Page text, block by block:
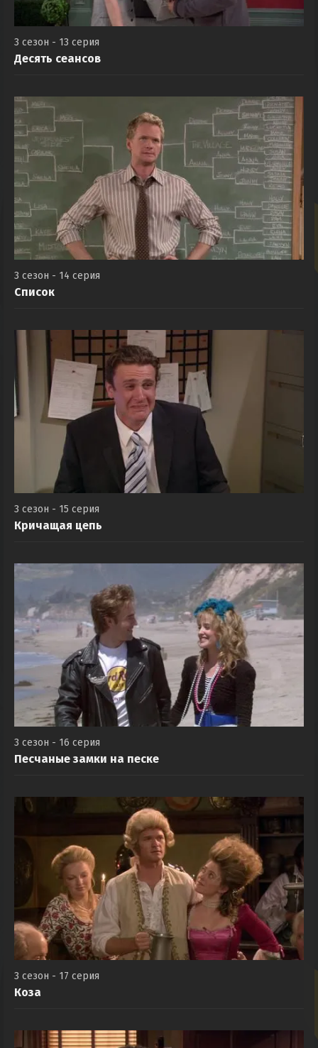
3 сезон - 13 серия
Десять сеансов
3 сезон - 14 серия
Список
3 сезон - 15 серия
Кричащая цепь
3 сезон - 16 серия
Песчаные замки на песке
3 сезон - 17 серия
Коза